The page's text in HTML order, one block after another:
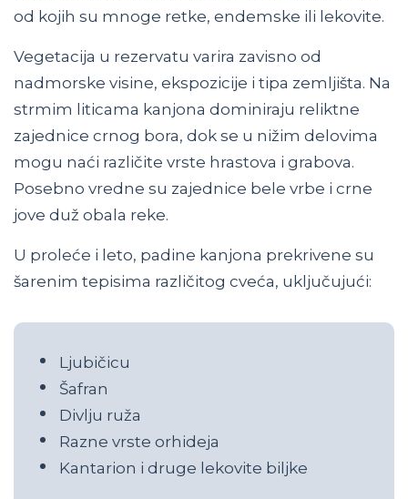
od kojih su mnoge retke, endemske ili lekovite.
Vegetacija u rezervatu varira zavisno od
nadmorske visine, ekspozicije i tipa zemljišta. Na
strmim liticama kanjona dominiraju reliktne
zajednice crnog bora, dok se u nižim delovima
mogu naći različite vrste hrastova i grabova.
Posebno vredne su zajednice bele vrbe i crne
jove duž obala reke.
U proleće i leto, padine kanjona prekrivene su
šarenim tepisima različitog cveća, uključujući:
Ljubičicu
Šafran
Divlju ruža
Razne vrste orhideja
Kantarion i druge lekovite biljke